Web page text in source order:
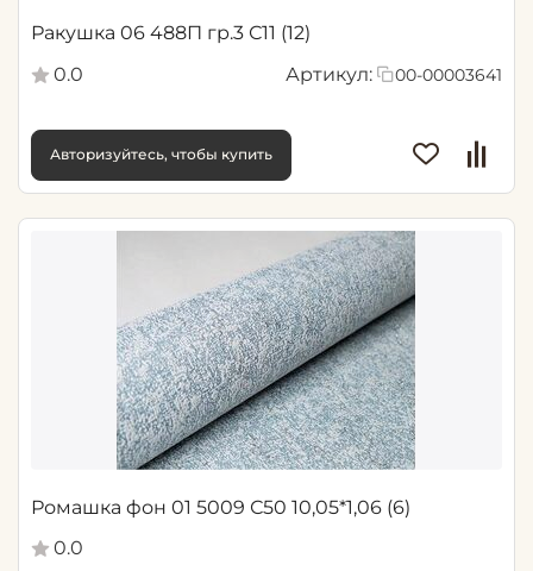
Ракушка 06 488П гр.3 С11 (12)
0.0
Артикул: 00-00003641
Авторизуйтесь, чтобы купить
Ромашка фон 01 5009 С50 10,05*1,06 (6)
0.0